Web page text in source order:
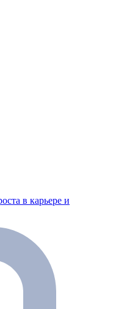
в карьере и